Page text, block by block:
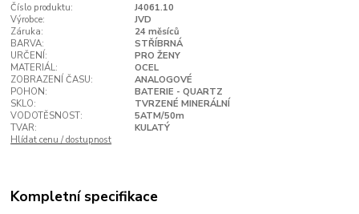
Číslo produktu:
J4061.10
Výrobce:
JVD
Záruka:
24 měsíců
BARVA:
STŘÍBRNÁ
URČENÍ:
PRO ŽENY
MATERIÁL:
OCEL
ZOBRAZENÍ ČASU:
ANALOGOVÉ
POHON:
BATERIE - QUARTZ
SKLO:
TVRZENÉ MINERÁLNÍ
VODOTĚSNOST:
5ATM/50m
TVAR:
KULATÝ
Hlídat cenu / dostupnost
Kompletní specifikace